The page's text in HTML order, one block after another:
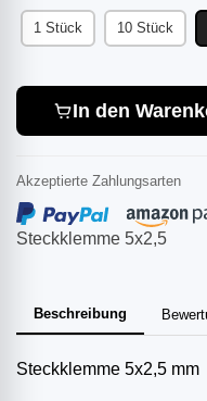
Steckklemme 5x2,5
Beschreibung
Steckklemme 5x2,5 mm
1 Stück 10 Stück
In den
Akzeptierte Zahlungsarten